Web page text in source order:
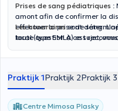
Prises de sang pédiatriques :
amont afin de confirmer la
effectuer la prise de sang.
local (type EMLA) est
Les honorairessont
toute question à ce sujet,
Praktijk 1Praktijk 2Praktijk 3
Centre Mimosa Plasky